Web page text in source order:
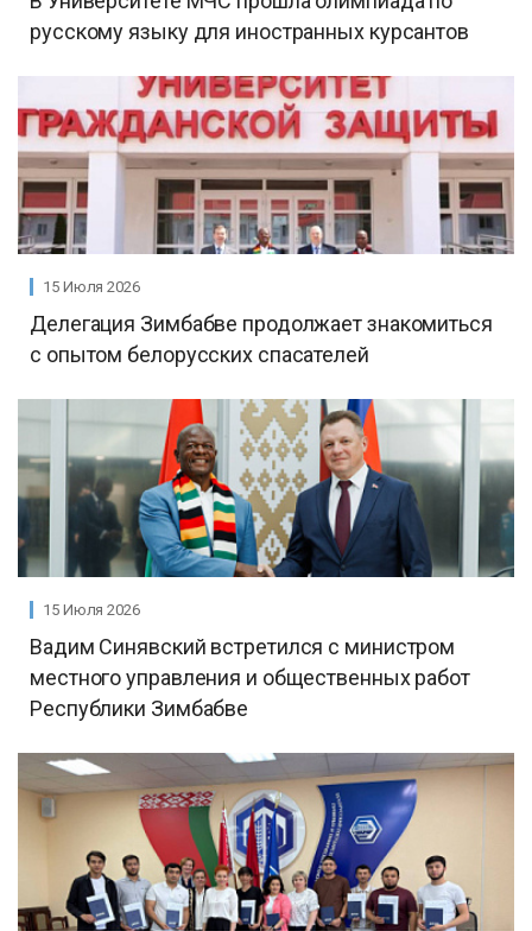
русскому языку для иностранных курсантов
15 Июля 2026
Делегация Зимбабве продолжает знакомиться
с опытом белорусских спасателей
15 Июля 2026
Вадим Синявский встретился с министром
местного управления и общественных работ
Республики Зимбабве